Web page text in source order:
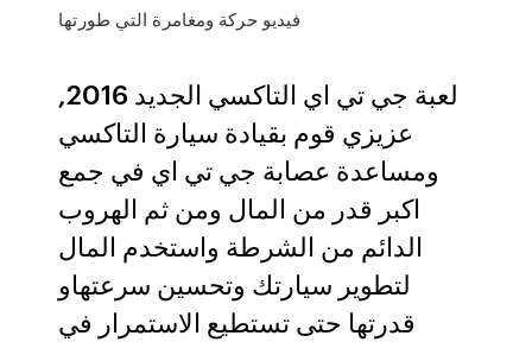
فيديو حركة ومغامرة التي طورتها
لعبة جي تي اي التاكسي الجديد 2016,
عزيزي قوم بقيادة سيارة التاكسي
ومساعدة عصابة جي تي اي في جمع
اكبر قدر من المال ومن ثم الهروب
الدائم من الشرطة واستخدم المال
لتطوير سيارتك وتحسين سرعتهاو
قدرتها حتى تستطيع الاستمرار في